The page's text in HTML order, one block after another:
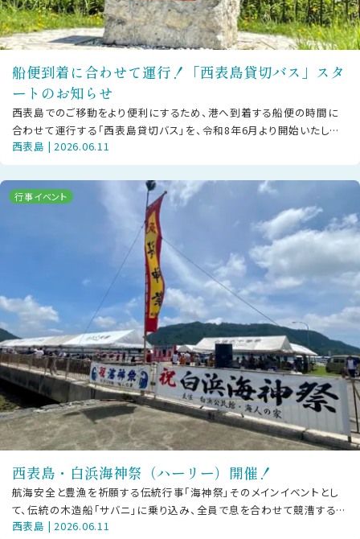
船便到着に合わせて運行！「西表島貸切バス」スタ
ートのお知らせ
西表島でのご移動をより便利にするため、港へ到着する船便の時間に
合わせて運行する「西表島貸切バス」を、令和8年6月より開始いたしま
した。既存の「西表島交通」の路線
西表島 | 2026.06.11
行事イベント
西表島・白浜海神祭（ハーリー）開催！
航海安全と豊漁を祈願する伝統行事「海神祭」そのメインイベントとし
て、伝統の木造船「サバニ」に乗り込み、全員で息を合わせて競漕する
「ハーリー」が幕を開けます！日時
西表島 | 2026.06.11